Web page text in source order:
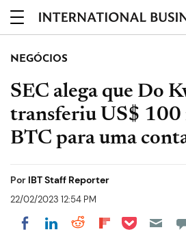
NEGÓCIOS
SEC alega que Do
transferiu US$ 100
BTC para uma
Por IBT Staff Reporter
22/02/2023 12:54 PM
Share on Facebook
Share on LinkedIn
Share on
Share on
Share on